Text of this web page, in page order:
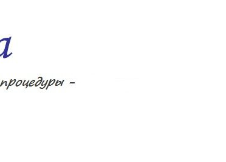
фитнес, спа-процедуры